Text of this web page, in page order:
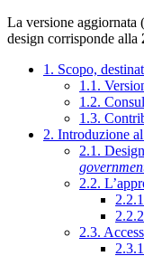
La versione aggiornata
design corrisponde alla
1. Scopo,
1.1.
1.2.
1.3.
2. Introduzione
2.1.
2.2.
2.3.